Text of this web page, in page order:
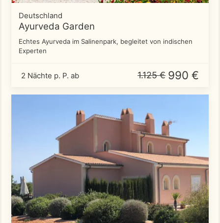
Deutschland
Ayurveda Garden
Echtes Ayurveda im Salinenpark, begleitet von indischen
Experten
2 Nächte p. P. ab 1.125 € 990 €